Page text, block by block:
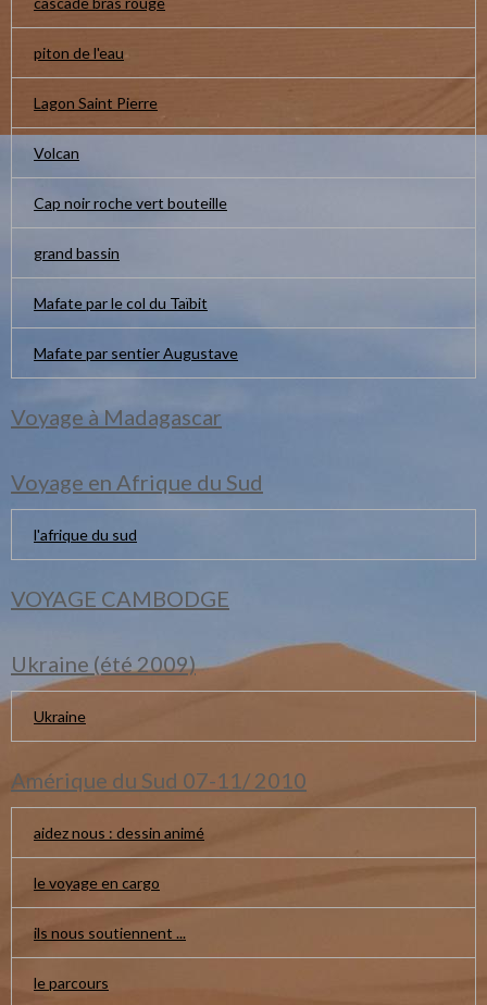
piton de l'eau
Lagon Saint Pierre
Volcan
Cap noir roche vert bouteille
grand bassin
Mafate par le col du Taïbit
Mafate par sentier Augustave
Voyage à Madagascar
Voyage en Afrique du Sud
l'afrique du sud
VOYAGE CAMBODGE
Ukraine (été 2009)
Ukraine
Amérique du Sud 07-11/ 2010
aidez nous : dessin animé
le voyage en cargo
ils nous soutiennent ...
le parcours